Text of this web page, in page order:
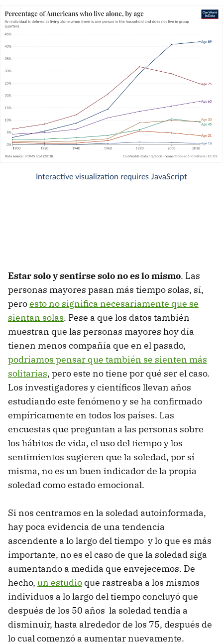
Estar solo y sentirse solo no es lo mismo. Las
personas mayores pasan más tiempo solas, sí,
peroesto no significa necesariamente que se
sientan solas. Pese a que los datos también
muestran que las personas mayores hoy día
tienen menos compañía que en el pasado,
podríamos pensar que también se sienten más
solitarias, pero este no tiene por qué ser el caso.
Los investigadores y científicos llevan años
estudiando este fenómeno y se ha confirmado
empíricamente en todos los países. Las
encuestas que preguntan a las personas sobre
los hábitos de vida, el uso del tiempo y los
sentimientos sugieren que la soledad, por sí
misma, no es un buen indicador de la propia
soledad como estado emocional.
Si nos centramos en la soledad autoinformada,
hay poca evidencia de una tendencia
ascendente a lo largo del tiempo y lo que es más
importante, no es el caso de que la soledad siga
aumentando a medida que envejecemos. De
hecho, un estudio que rastreaba a los mismos
individuos a lo largo del tiempo concluyó que
después de los 50 años la soledad tendía a
disminuir, hasta alrededor de los 75, después de
lo cual comenzó a aumentar nuevamente.